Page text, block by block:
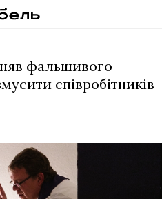
фальшивого
співробітників